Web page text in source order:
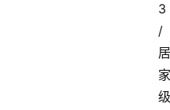
3
/
居
家
级